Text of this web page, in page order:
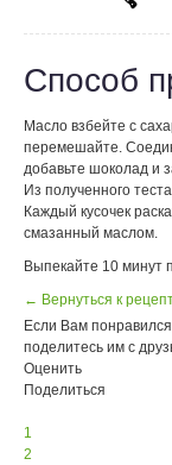
Способ
Масло взбейте с
перемешайте.
добавьте шоколад и
Из полученного
Каждый кусочек
смазанный маслом.
Выпекайте 10 минут
← Вернуться к
Если Вам
поделитесь им с
Оценить
Поделиться
1
2